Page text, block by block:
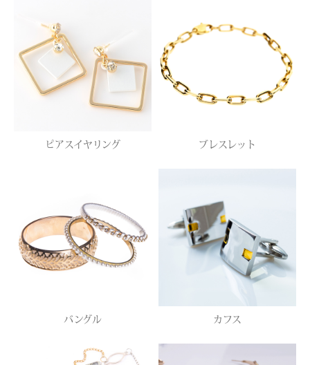
ピアスイヤリング ブレスレット
バングル カフス